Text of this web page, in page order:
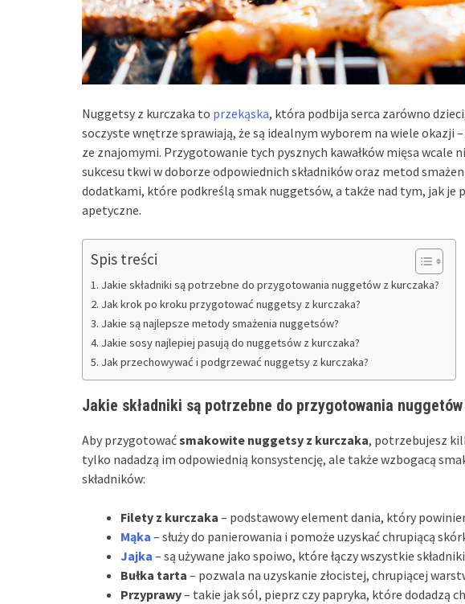
Nuggetsy z kurczaka to przekąska, która podbija serca zarówno
soczyste wnętrze sprawiają, że są idealnym wyborem na wiele okazji
ze znajomymi. Przygotowanie tych pysznych kawałków mięsa wcale
sukcesu tkwi w doborze odpowiednich składników oraz metod
dodatkami, które podkreślą smak nuggetsów, a także nad tym, jak je
apetyczne.
Spis treści
Jakie składniki są potrzebne do przygotowania nuggetów z kurczaka?
Jak krok po kroku przygotować nuggetsy z kurczaka?
Jakie są najlepsze metody smażenia nuggetsów?
Jakie sosy najlepiej pasują do nuggetsów z kurczaka?
Jak przechowywać i podgrzewać nuggetsy z kurczaka?
Jakie składniki są potrzebne do przygotowania
Aby przygotowaćsmakowite nuggetsy z kurczaka, potrzebujesz
tylko nadadzą im odpowiednią konsystencję, ale także wzbogacą
składników:
Filety z kurczaka – podstawowy element dania, który
Mąka – służy do panierowania i pomoże uzyskać chrupiącą
Jajka – są używane jako spoiwo, które łączy wszystkie
Bułka tarta – pozwala na uzyskanie złocistej, chrupiącej
Przyprawy– takie jak sól, pieprz czy papryka, które dodadzą